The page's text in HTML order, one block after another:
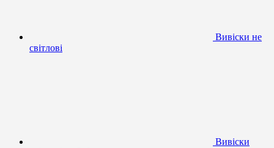
Вивіски не
світлові
Вивіски